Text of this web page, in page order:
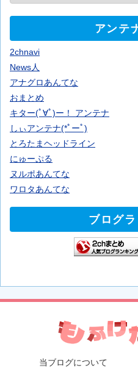
アンテ
2chnavi
News人
アナグロあんてな
おまとめ
キター(ﾟ∀ﾟ)ー！ アンテナ
しぃアンテナ(*ﾟーﾟ)
とろたまヘッドライン
にゅーぷる
ヌルポあんてな
ワロタあんてな
ブログ
当ブログについて